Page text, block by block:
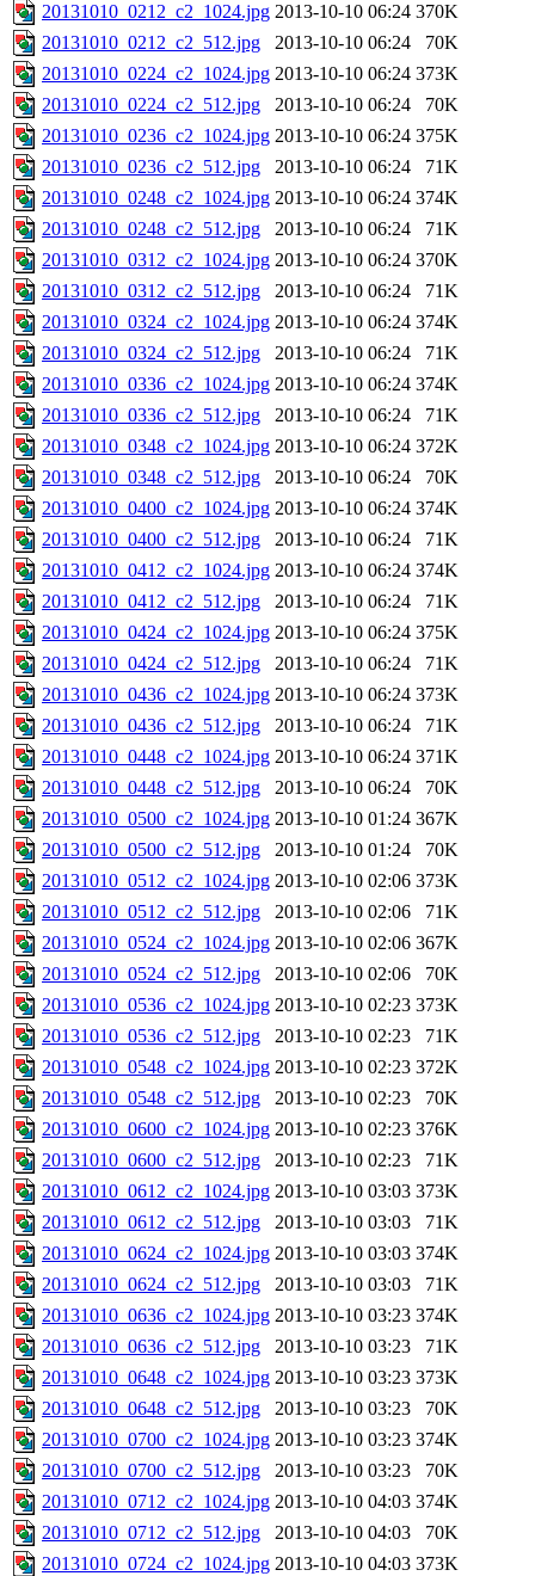
20131010_0212_c2_1024.jpg 2013-10-10 06:24 370K
20131010_0212_c2_512.jpg
2013-10-10 06:24
70K
20131010_0224_c2_1024.jpg 2013-10-10 06:24 373K
20131010_0224_c2_512.jpg
2013-10-10 06:24
70K
20131010_0236_c2_1024.jpg 2013-10-10 06:24 375K
20131010_0236_c2_512.jpg
2013-10-10 06:24
71K
20131010_0248_c2_1024.jpg 2013-10-10 06:24 374K
20131010_0248_c2_512.jpg
2013-10-10 06:24
71K
20131010_0312_c2_1024.jpg 2013-10-10 06:24 370K
20131010_0312_c2_512.jpg
2013-10-10 06:24
71K
20131010_0324_c2_1024.jpg 2013-10-10 06:24 374K
20131010_0324_c2_512.jpg
2013-10-10 06:24
71K
20131010_0336_c2_1024.jpg 2013-10-10 06:24 374K
20131010_0336_c2_512.jpg
2013-10-10 06:24
71K
20131010_0348_c2_1024.jpg 2013-10-10 06:24 372K
20131010_0348_c2_512.jpg
2013-10-10 06:24
70K
20131010_0400_c2_1024.jpg 2013-10-10 06:24 374K
20131010_0400_c2_512.jpg
2013-10-10 06:24
71K
20131010_0412_c2_1024.jpg 2013-10-10 06:24 374K
20131010_0412_c2_512.jpg
2013-10-10 06:24
71K
20131010_0424_c2_1024.jpg 2013-10-10 06:24 375K
20131010_0424_c2_512.jpg
2013-10-10 06:24
71K
20131010_0436_c2_1024.jpg 2013-10-10 06:24 373K
20131010_0436_c2_512.jpg
2013-10-10 06:24
71K
20131010_0448_c2_1024.jpg 2013-10-10 06:24 371K
20131010_0448_c2_512.jpg
2013-10-10 06:24
70K
20131010_0500_c2_1024.jpg 2013-10-10 01:24 367K
20131010_0500_c2_512.jpg
2013-10-10 01:24
70K
20131010_0512_c2_1024.jpg 2013-10-10 02:06 373K
20131010_0512_c2_512.jpg
2013-10-10 02:06
71K
20131010_0524_c2_1024.jpg 2013-10-10 02:06 367K
20131010_0524_c2_512.jpg
2013-10-10 02:06
70K
20131010_0536_c2_1024.jpg 2013-10-10 02:23 373K
20131010_0536_c2_512.jpg
2013-10-10 02:23
71K
20131010_0548_c2_1024.jpg 2013-10-10 02:23 372K
20131010_0548_c2_512.jpg
2013-10-10 02:23
70K
20131010_0600_c2_1024.jpg 2013-10-10 02:23 376K
20131010_0600_c2_512.jpg
2013-10-10 02:23
71K
20131010_0612_c2_1024.jpg 2013-10-10 03:03 373K
20131010_0612_c2_512.jpg
2013-10-10 03:03
71K
20131010_0624_c2_1024.jpg 2013-10-10 03:03 374K
20131010_0624_c2_512.jpg
2013-10-10 03:03
71K
20131010_0636_c2_1024.jpg 2013-10-10 03:23 374K
20131010_0636_c2_512.jpg
2013-10-10 03:23
71K
20131010_0648_c2_1024.jpg 2013-10-10 03:23 373K
20131010_0648_c2_512.jpg
2013-10-10 03:23
70K
20131010_0700_c2_1024.jpg 2013-10-10 03:23 374K
20131010_0700_c2_512.jpg
2013-10-10 03:23
70K
20131010_0712_c2_1024.jpg 2013-10-10 04:03 374K
20131010_0712_c2_512.jpg
2013-10-10 04:03
70K
20131010_0724_c2_1024.jpg 2013-10-10 04:03 373K